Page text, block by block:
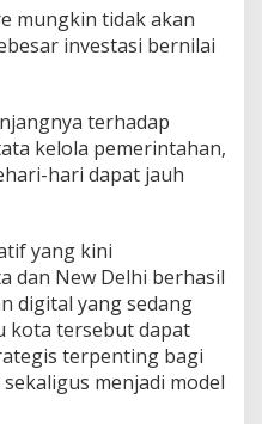
mungkin tidak akan
investasi bernilai
terhadap
kelola pemerintahan,
hari dapat jauh
yang kini
dan New Delhi berhasil
digital yang sedang
kota tersebut dapat
terpenting bagi
menjadi model